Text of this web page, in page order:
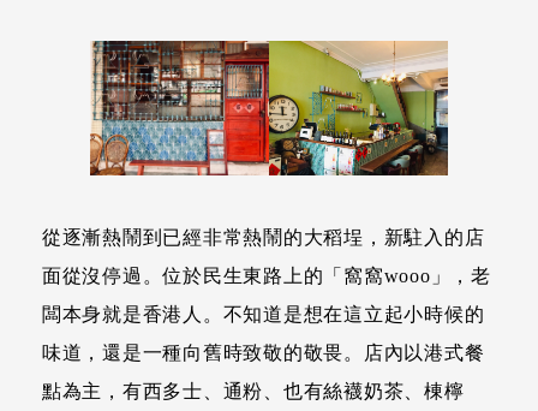
從逐漸熱鬧到已經非常熱鬧的大稻埕，新駐入的店
面從沒停過。位於民生東路上的「窩窩wooo」，老
闆本身就是香港人。不知道是想在這立起小時候的
味道，還是一種向舊時致敬的敬畏。店內以港式餐
點為主，有西多士、通粉、也有絲襪奶茶、棟檸